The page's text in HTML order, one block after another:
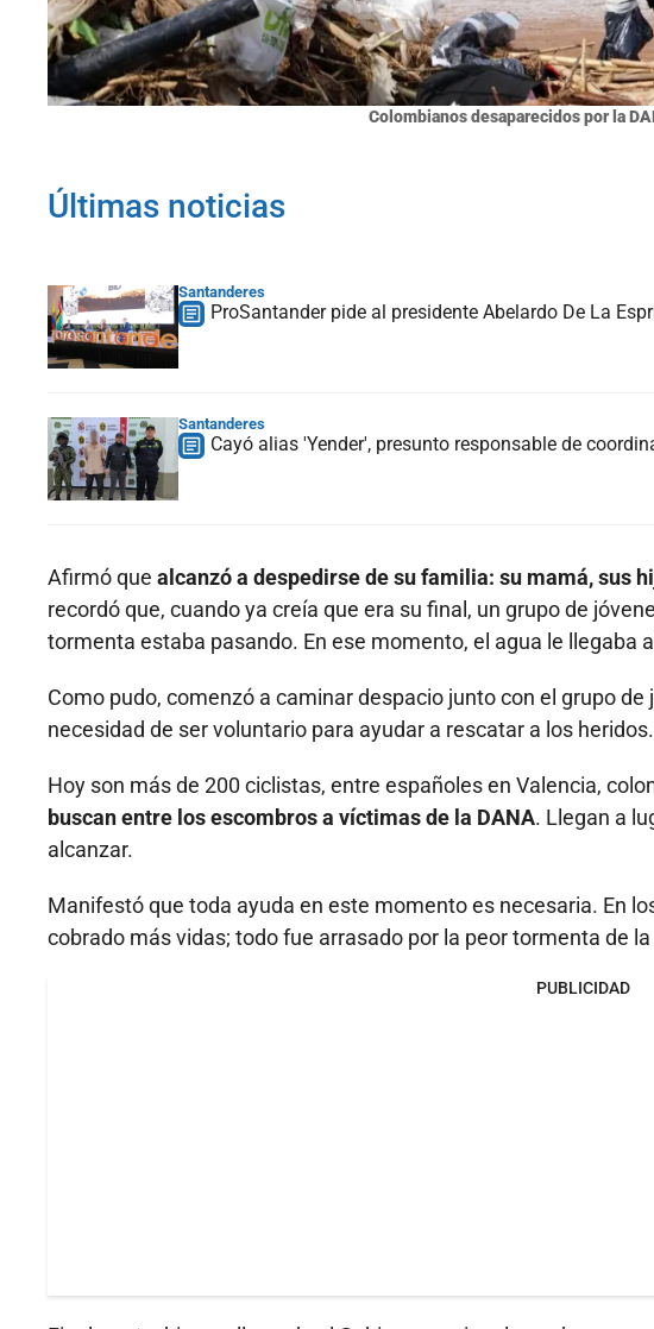
Colombianos desaparecidos por la
Últimas noticias
Santanderes
ProSantander pide al presidente Abelardo De La
Santanderes
Cayó alias 'Yender', presunto responsable de
Afirmó que alcanzó a despedirse de su familia: su mamá, sus
recordó que, cuando ya creía que era su final, un grupo de
tormenta estaba pasando. En ese momento, el agua le llegaba
Como pudo, comenzó a caminar despacio junto con el grupo de
necesidad de ser voluntario para ayudar a rescatar a los heridos.
Hoy son más de 200 ciclistas, entre españoles en Valencia,
buscan entre los escombros a víctimas de la DANA. Llegan a
alcanzar.
Manifestó que toda ayuda en este momento es necesaria. En
cobrado más vidas; todo fue arrasado por la peor tormenta de
PUBLICIDAD